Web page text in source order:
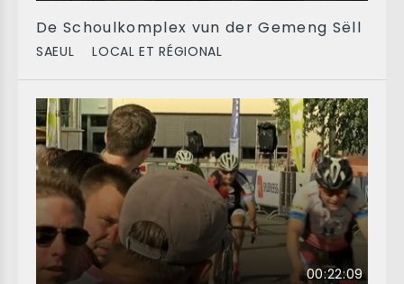
De Schoulkomplex vun der Gemeng Sëll
SAEUL LOCAL ET RÉGIONAL
00:22:09